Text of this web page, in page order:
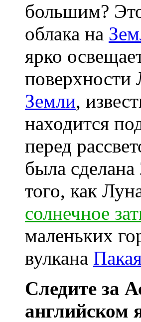
большим?
облака на
ярко
поверхности
Земли,
находится
перед
была сделана
того, как
солнечное
маленьких
вулкана
Следите за
английском